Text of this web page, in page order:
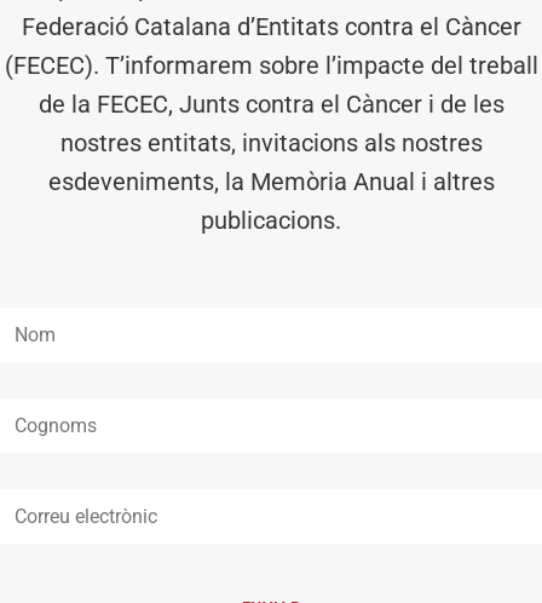
Federació Catalana d’Entitats contra el Càncer
(FECEC). T’informarem sobre l’impacte del treball
de la FECEC, Junts contra el Càncer i de les
nostres entitats, invitacions als nostres
esdeveniments, la Memòria Anual i altres
publicacions.